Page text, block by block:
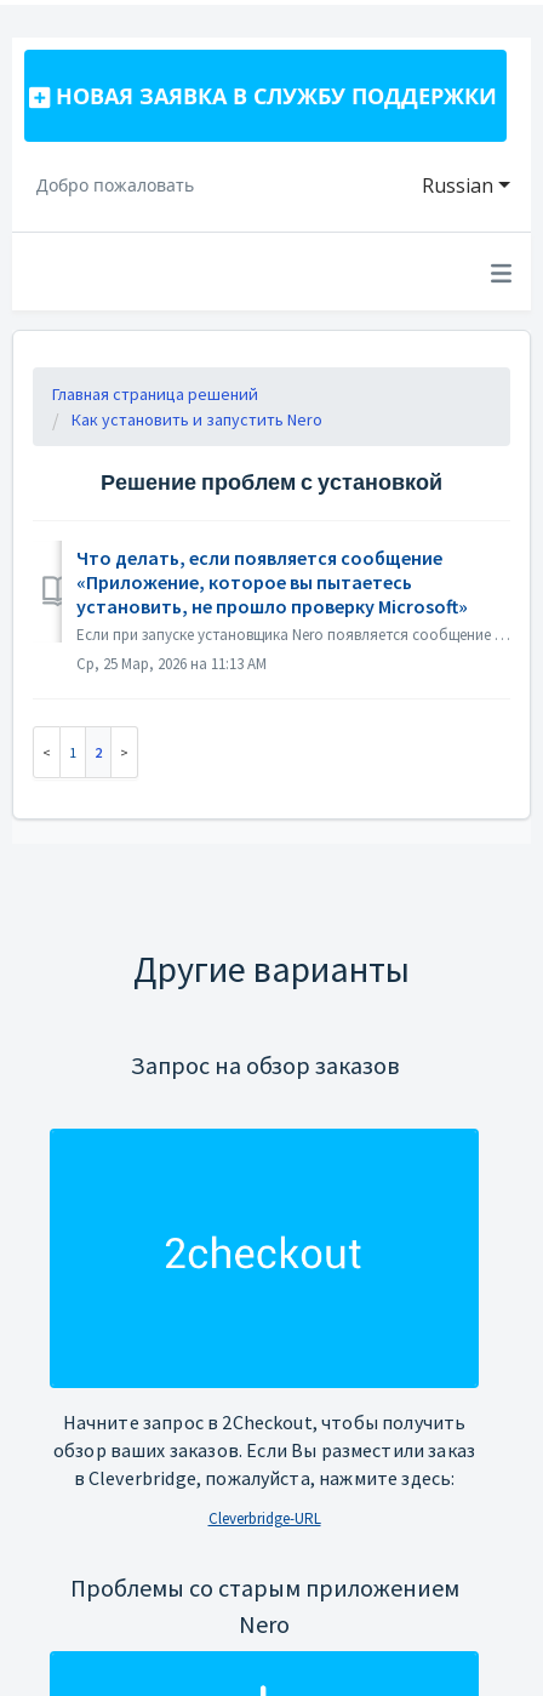
НОВАЯ ЗАЯВКА В СЛУЖБУ ПОДДЕРЖКИ
Russian
Добро пожаловать
Главная страница решений
Как установить и запустить Nero
Решение проблем с установкой
Что делать, если появляется сообщение
«Приложение, которое вы пытаетесь
установить, не прошло проверку Microsoft»
Если при запуске установщика Nero появляется сообщение об ошибке «Приложение, которое вы пытаетесь установить, не прошло проверку Microsoft», как показано н...
Ср, 25 Мар, 2026 на 11:13 AM
1 2
Другие варианты
Запрос на обзор заказов
Начните запрос в 2Checkout, чтобы получить
обзор ваших заказов. Если Вы разместили заказ
в Cleverbridge, пожалуйста, нажмите здесь:
Cleverbridge-URL
Проблемы со старым приложением
Nero